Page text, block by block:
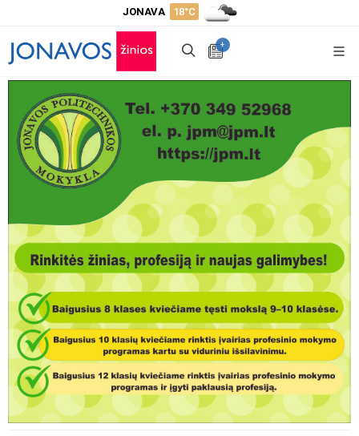
JONAVA 18°C
+